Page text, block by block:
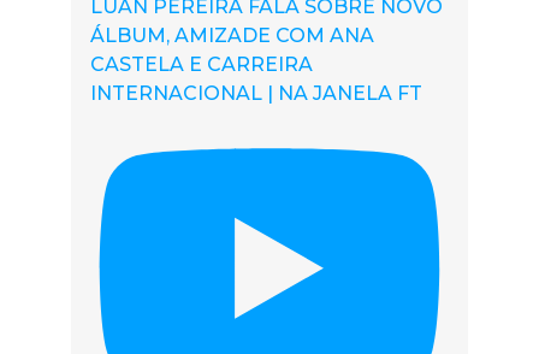
LUAN PEREIRA FALA SOBRE NOVO
ÁLBUM, AMIZADE COM ANA
CASTELA E CARREIRA
INTERNACIONAL | NA JANELA FT